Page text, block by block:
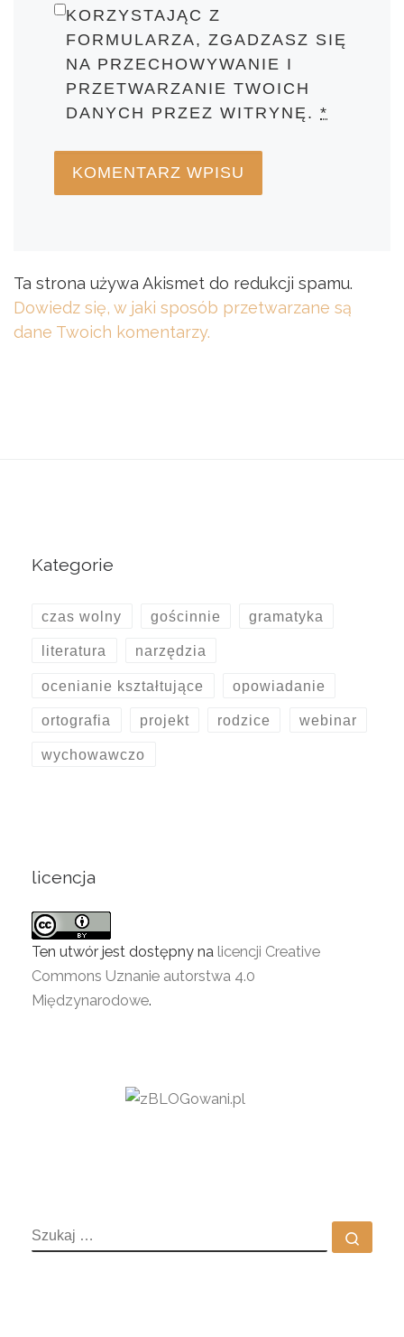
KORZYSTAJĄC Z
FORMULARZA, ZGADZASZ SIĘ
NA PRZECHOWYWANIE I
PRZETWARZANIE TWOICH
DANYCH PRZEZ WITRYNĘ.*
Ta strona używa Akismet do redukcji spamu.
Dowiedz się, w jaki sposób przetwarzane są
dane Twoich komentarzy.
Kategorie
czas wolny gościnnie gramatyka
literatura narzędzia
ocenianie kształtujące opowiadanie
ortografia projekt rodzice webinar
wychowawczo
licencja
Ten utwór jest dostępny na licencji Creative
Commons Uznanie autorstwa 4.0
Międzynarodowe.
SZUKAJ